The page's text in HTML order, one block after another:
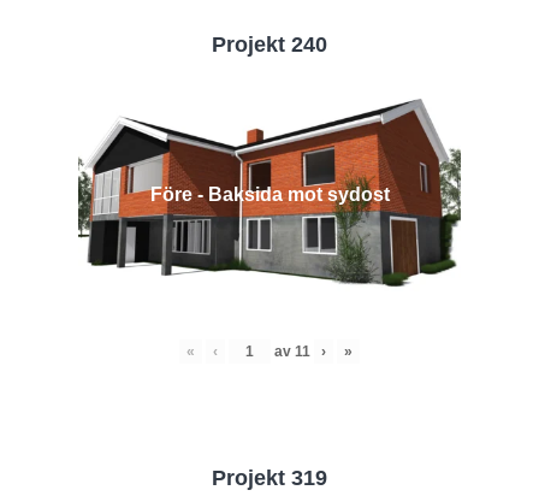
Projekt 240
Före - Baksida mot sydost
« ‹ av 11 › »
Projekt 319